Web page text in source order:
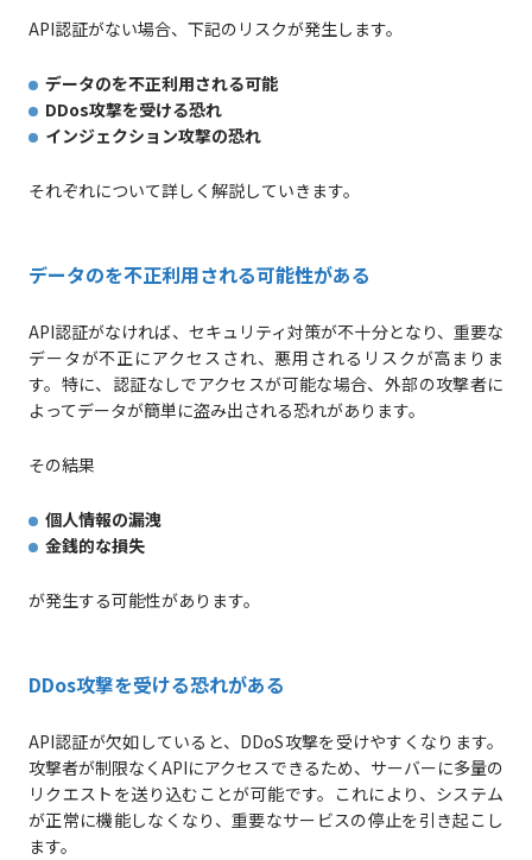
API認証がない場合、下記のリスクが発生します。
データのを不正利用される可能
DDos攻撃を受ける恐れ
インジェクション攻撃の恐れ
それぞれについて詳しく解説していきます。
データのを不正利用される可能性がある
API認証がなければ、セキュリティ対策が不十分となり、重要な
データが不正にアクセスされ、悪用されるリスクが高まりま
す。特に、認証なしでアクセスが可能な場合、外部の攻撃者に
よってデータが簡単に盗み出される恐れがあります。
その結果
個人情報の漏洩
金銭的な損失
が発生する可能性があります。
DDos攻撃を受ける恐れがある
API認証が欠如していると、DDoS攻撃を受けやすくなります。
攻撃者が制限なくAPIにアクセスできるため、サーバーに多量の
リクエストを送り込むことが可能です。これにより、システム
が正常に機能しなくなり、重要なサービスの停止を引き起こし
ます。